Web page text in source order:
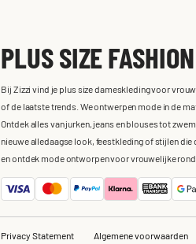
PLUS SIZE
Bij Zizzi vind je plus size dameskleding voor
of de laatste trends. We ontwerpen mode in de
Ontdek alles van jurken, jeans en blouses tot
nieuwe alledaagse look, feestkleding of stijlen
en ontdek mode ontworpen voor vrouwelijke
Privacy Statement Algemene voorwaarden